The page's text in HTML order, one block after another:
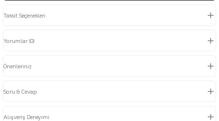
Taksit Seçenekleri
Yorumlar (0)
Önerileriniz
Soru & Cevap
Alışveriş Deneyimi